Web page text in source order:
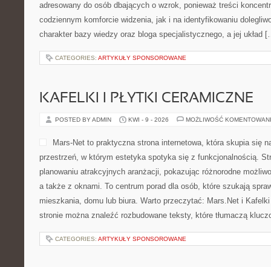
adresowany do osób dbających o wzrok, ponieważ treści
codziennym komforcie widzenia, jak i na identyfikowaniu
charakter bazy wiedzy oraz bloga specjalistycznego, a jej układ
CATEGORIES: ARTYKUŁY SPONSOROWANE
KAFELKI I PŁYTKI CERAMICZNE
POSTED BY ADMIN KWI - 9 - 2026 MOŻLIWOŚĆ
Mars-Net to praktyczna strona internetowa, która skupia się
przestrzeń, w którym estetyka spotyka się z funkcjonalnością.
planowaniu atrakcyjnych aranżacji, pokazując różnorodne
a także z oknami. To centrum porad dla osób, które szukają
mieszkania, domu lub biura. Warto przeczytać: Mars.Net i
stronie można znaleźć rozbudowane teksty, które tłumaczą
CATEGORIES: ARTYKUŁY SPONSOROWANE